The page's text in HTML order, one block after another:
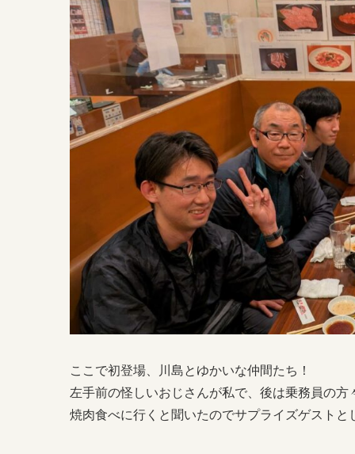
ここで初登場、川島とゆかいな仲間たち！
左手前の怪しいおじさんが私で、後は乗務員の方
焼肉食べに行くと聞いたのでサプライズゲストと